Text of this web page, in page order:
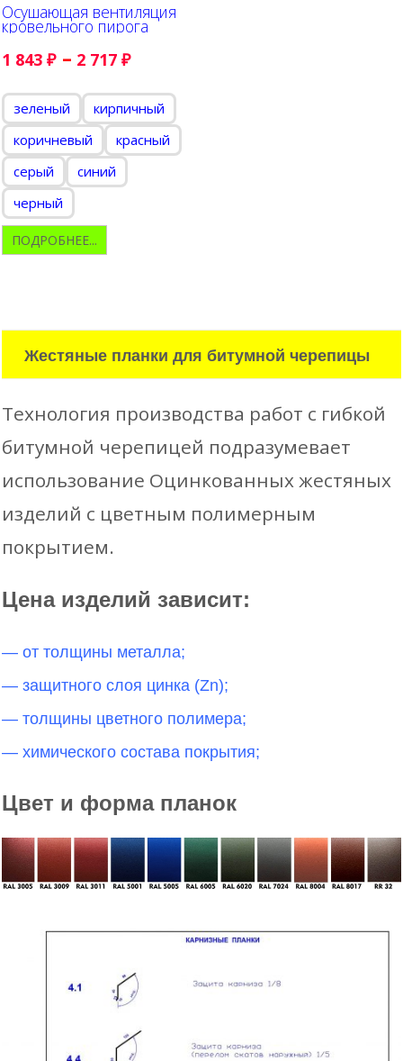
Осушающая вентиляция
кровельного пирога
1 843 ₽ – 2 717 ₽
зеленый
кирпичный
коричневый
красный
серый
синий
черный
ПОДРОБНЕЕ...
Жестяные планки для битумной черепицы
Технология производства работ с гибкой
битумной черепицей подразумевает
использование Оцинкованных жестяных
изделий с цветным полимерным
покрытием.
Цена изделий зависит:
— от толщины металла;
— защитного слоя цинка (Zn);
— толщины цветного полимера;
— химического состава покрытия;
Цвет и форма планок